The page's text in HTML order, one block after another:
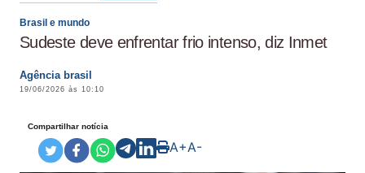
Brasil e mundo
Sudeste deve enfrentar frio intenso, diz Inmet
Agência brasil
19/06/2026 às 10:10
Compartilhar notícia
A+A-